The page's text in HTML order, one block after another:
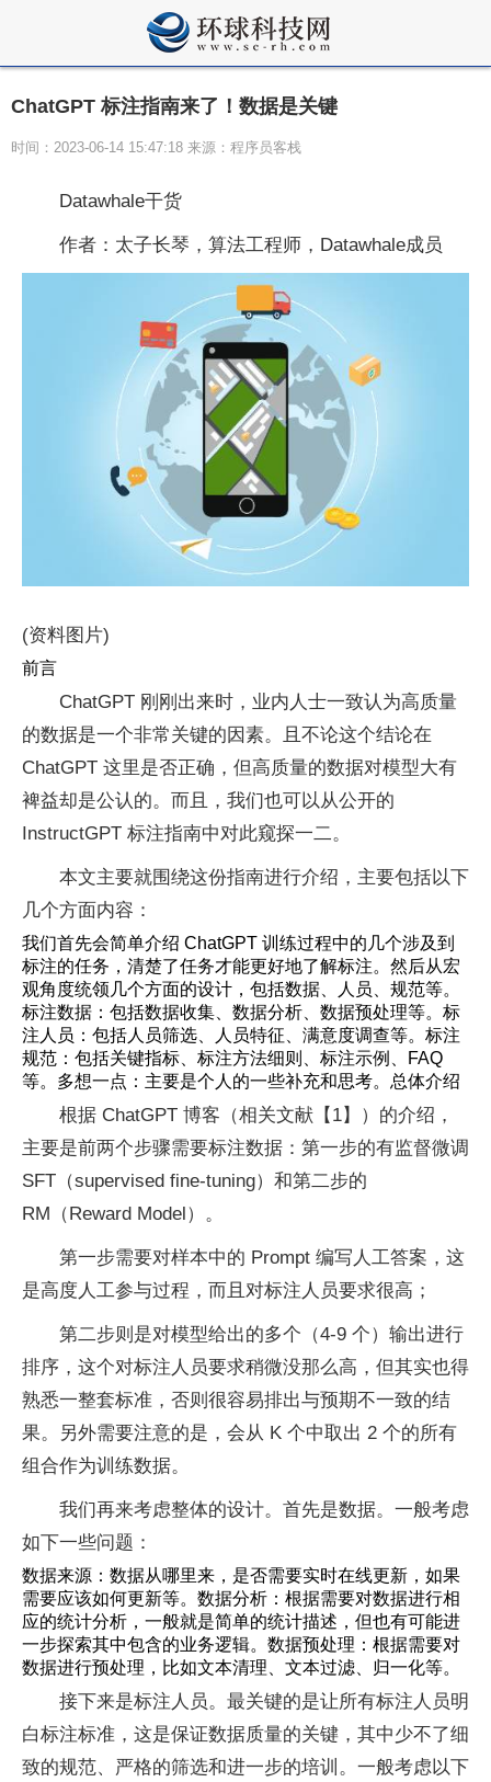
ChatGPT 标注指南来了！数据是关键
时间：2023-06-14 15:47:18 来源：程序员客栈
Datawhale干货
作者：太子长琴，算法工程师，Datawhale成员
(资料图片)
前言
ChatGPT 刚刚出来时，业内人士一致认为高质量
的数据是一个非常关键的因素。且不论这个结论在
ChatGPT 这里是否正确，但高质量的数据对模型大有
裨益却是公认的。而且，我们也可以从公开的
InstructGPT 标注指南中对此窥探一二。
本文主要就围绕这份指南进行介绍，主要包括以下
几个方面内容：
我们首先会简单介绍 ChatGPT 训练过程中的几个涉及到
标注的任务，清楚了任务才能更好地了解标注。然后从宏
观角度统领几个方面的设计，包括数据、人员、规范等。
标注数据：包括数据收集、数据分析、数据预处理等。标
注人员：包括人员筛选、人员特征、满意度调查等。标注
规范：包括关键指标、标注方法细则、标注示例、FAQ
等。多想一点：主要是个人的一些补充和思考。总体介绍
根据 ChatGPT 博客（相关文献【1】）的介绍，
主要是前两个步骤需要标注数据：第一步的有监督微调
SFT（supervised fine-tuning）和第二步的
RM（Reward Model）。
第一步需要对样本中的 Prompt 编写人工答案，这
是高度人工参与过程，而且对标注人员要求很高；
第二步则是对模型给出的多个（4-9 个）输出进行
排序，这个对标注人员要求稍微没那么高，但其实也得
熟悉一整套标准，否则很容易排出与预期不一致的结
果。另外需要注意的是，会从 K 个中取出 2 个的所有
组合作为训练数据。
我们再来考虑整体的设计。首先是数据。一般考虑
如下一些问题：
数据来源：数据从哪里来，是否需要实时在线更新，如果
需要应该如何更新等。数据分析：根据需要对数据进行相
应的统计分析，一般就是简单的统计描述，但也有可能进
一步探索其中包含的业务逻辑。数据预处理：根据需要对
数据进行预处理，比如文本清理、文本过滤、归一化等。
接下来是标注人员。最关键的是让所有标注人员明
白标注标准，这是保证数据质量的关键，其中少不了细
致的规范、严格的筛选和进一步的培训。一般考虑以下